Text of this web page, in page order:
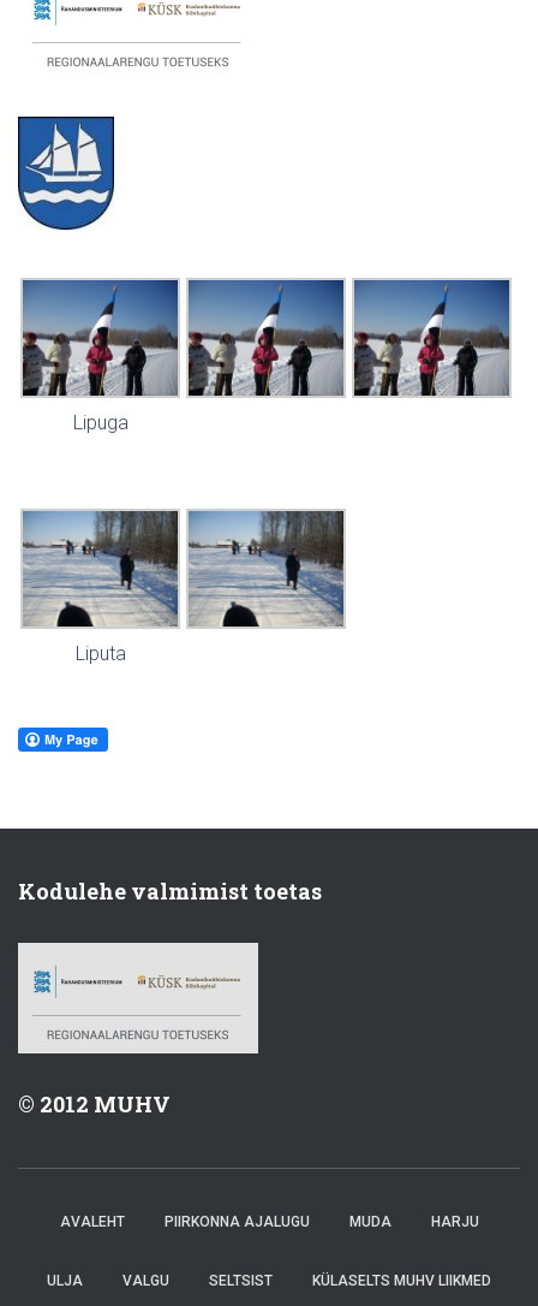
Lipuga
Liputa
Kodulehe valmimist toetas
© 2012 MUHV
AVALEHT PIIRKONNA AJALUGU MUDA HARJU
ULJA VALGU SELTSIST KÜLASELTS MUHV LIIKMED